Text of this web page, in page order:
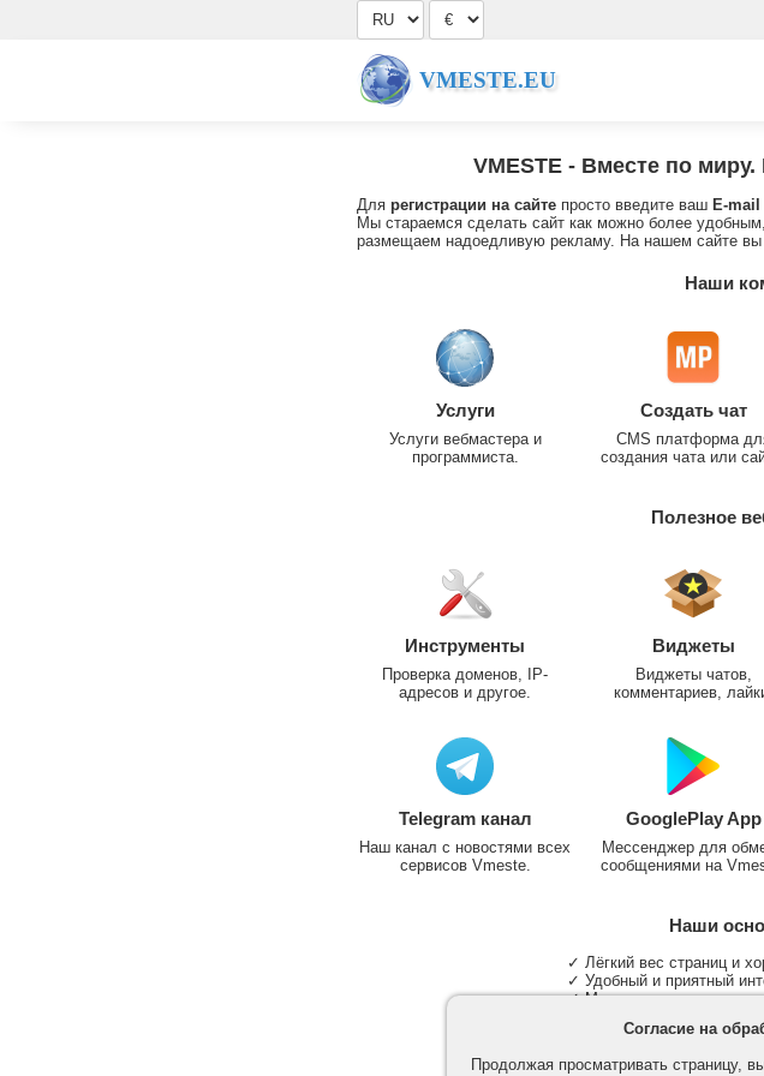
VMESTE.EU
VMESTE- Вместе по миру.
Для регистрации на сайте просто введите ваш E-mail
Мы стараемся сделать сайт как можно более
размещаем надоедливую рекламу. На нашем сайте
Наши
Услуги
Услуги вебмастера и
программиста.
Создать чат
CMS платформа
создания чата или
Полезное
Инструменты
Проверка доменов, IP-
адресов и другое.
Виджеты
Виджеты чатов,
комментариев,
Telegram канал
Наш канал с новостями всех
сервисов Vmeste.
GooglePlay App
Мессенджер для
сообщениями на
Наши
✓ Лёгкий вес страниц и
✓ Удобный и приятный
✓ Мы не размещаем
✓ Участие в группах и
✓ Поддержка основных
Согласие на
Продолжая просматривать страницу,